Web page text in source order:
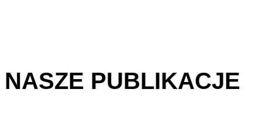
NASZE PUBLIKACJE